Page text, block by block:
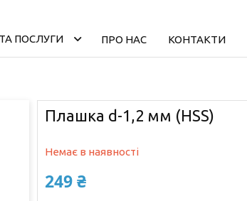
ПОСЛУГИ ПРО НАС КОНТАКТИ
Плашка d-1,2 мм (HSS)
Немає в наявності
249 ₴